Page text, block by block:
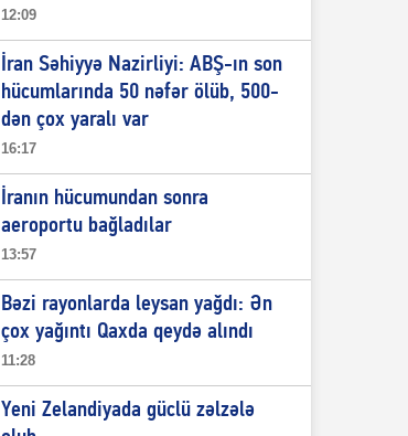
12:09
İran Səhiyyə Nazirliyi: ABŞ-ın son
hücumlarında 50 nəfər ölüb, 500-
dən çox yaralı var
16:17
İranın hücumundan sonra
aeroportu bağladılar
13:57
Bəzi rayonlarda leysan yağdı: Ən
çox yağıntı Qaxda qeydə alındı
11:28
Yeni Zelandiyada güclü zəlzələ